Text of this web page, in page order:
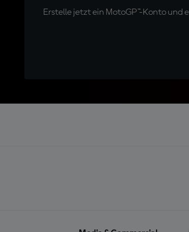
Erstelle jetzt ein MotoGP™-Konto und